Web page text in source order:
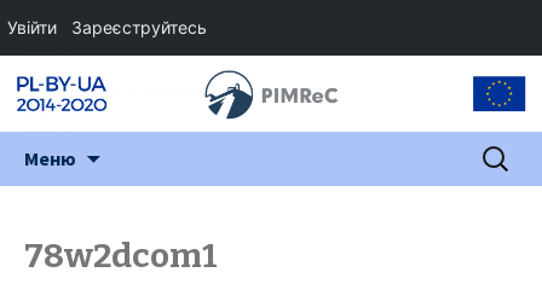
Меню Пошук:
78w2dcom1
Увійти Зареєструйтесь